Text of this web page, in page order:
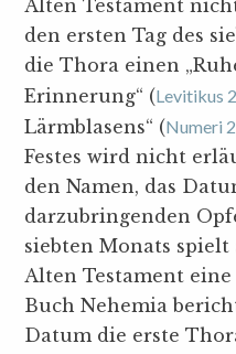
Alten Testament
den ersten Tag des
die Thora einen
Erinnerung“ (Levitikus
Lärmblasens“ (Numeri
Festes wird nicht
den Namen, das
darzubringenden
siebten Monats
Alten Testament
Buch Nehemia
Datum die erste